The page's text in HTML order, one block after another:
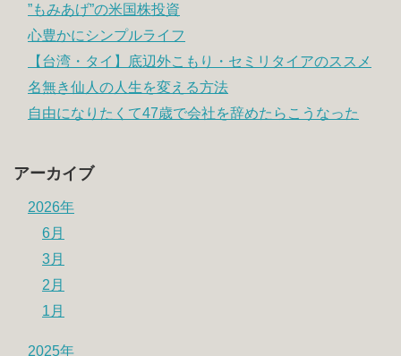
”もみあげ”の米国株投資
心豊かにシンプルライフ
【台湾・タイ】底辺外こもり・セミリタイアのススメ
名無き仙人の人生を変える方法
自由になりたくて47歳で会社を辞めたらこうなった
アーカイブ
2026年
6月
3月
2月
1月
2025年